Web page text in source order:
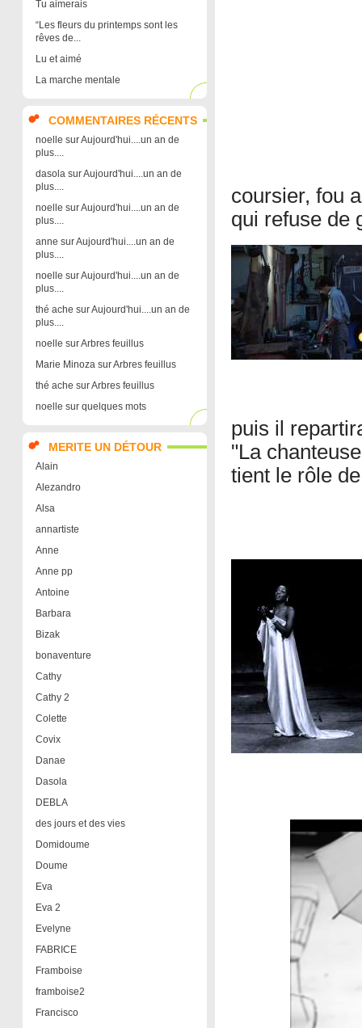
Tu aimerais
“Les fleurs du printemps sont les
rêves de...
Lu et aimé
La marche mentale
COMMENTAIRES RÉCENTS
noelle surAujourd'hui....un an de
plus....
dasolasurAujourd'hui....un an de
plus....
noelle surAujourd'hui....un an de
plus....
anne surAujourd'hui....un an de
plus....
noelle surAujourd'hui....un an de
plus....
thé ache surAujourd'hui....un an de
plus....
noelle surArbres feuillus
Marie MinozasurArbres feuillus
thé ache surArbres feuillus
noelle sur quelques mots
MERITE UN DÉTOUR
Alain
Alezandro
Alsa
annartiste
Anne
Anne pp
Antoine
Barbara
Bizak
bonaventure
Cathy
Cathy 2
Colette
Covix
Danae
Dasola
DEBLA
des jours et des vies
Domidoume
Doume
Eva
Eva 2
Evelyne
FABRICE
Framboise
framboise2
Francisco
coursier, fou
qui refuse de
puis il
"La
tient le rôle